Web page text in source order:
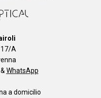
17/A
& WhatsApp
a domicilio